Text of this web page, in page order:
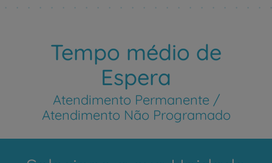
Tempo médio de
Espera
Atendimento Permanente /
Atendimento Não Programado